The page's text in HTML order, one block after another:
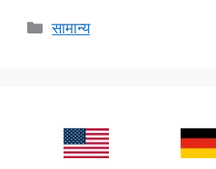
Categories
सामान्य